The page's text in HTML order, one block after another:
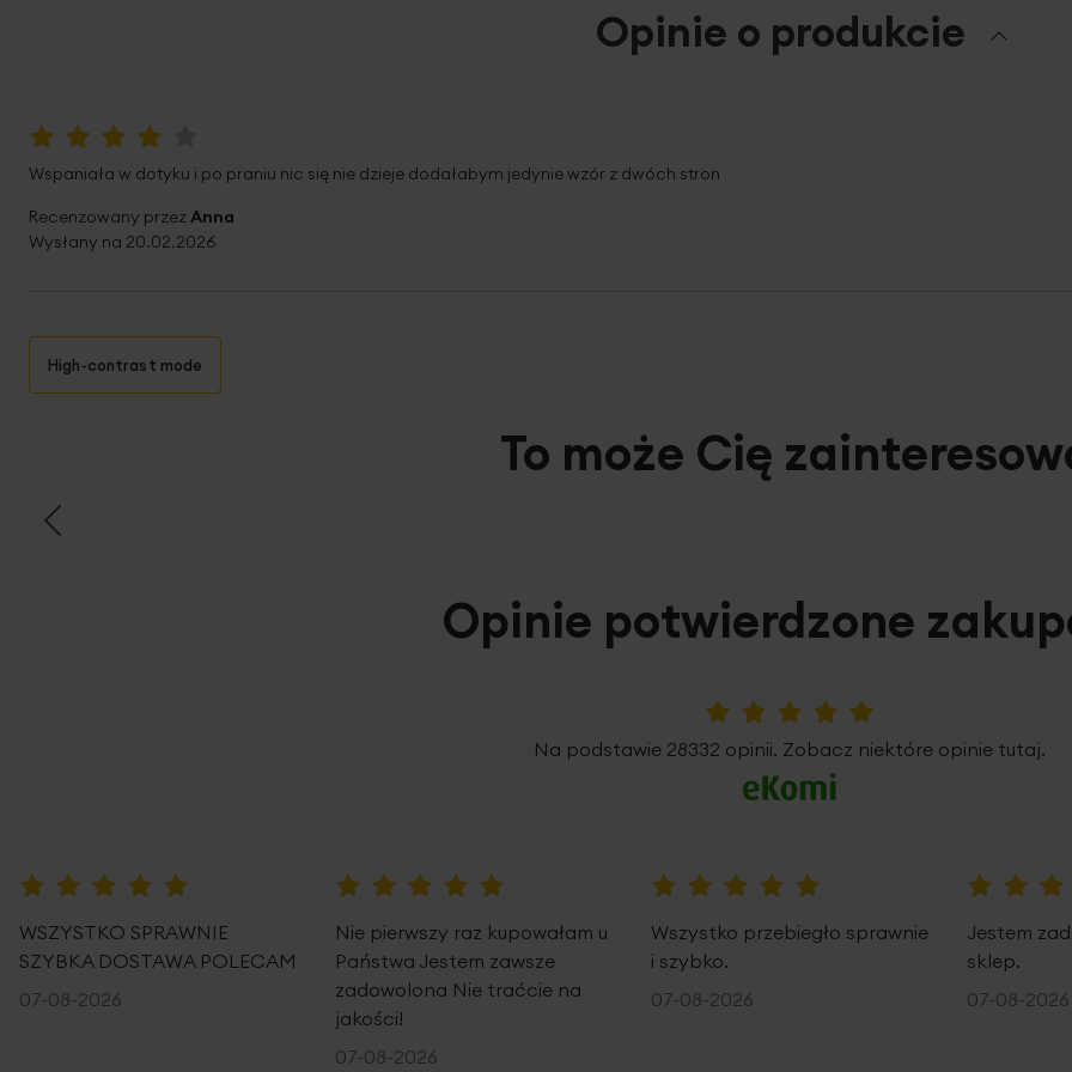
Opinie o produkcie
Wspaniała w dotyku i po praniu nic się nie dzieje dodałabym jedynie wzór z dwóch stron
Recenzowany przezAnna
Wysłany na 20.02.2026
High-contrast mode
To może Cię
Opinie potwierdzone
5%
Na podstawie 28332 opinii. Zobacz niektóre opinie tutaj.
WSZYSTKO SPRAWNIE
SZYBKA DOSTAWA POLECAM
07-08-2026
Nie pierwszy raz kupowałam u
Państwa Jestem zawsze
zadowolona Nie traćcie na
jakości!
07-08-2026
Wszystko przebiegło sprawnie
i szybko.
07-08-2026
Jestem
sklep.
07-08-2026